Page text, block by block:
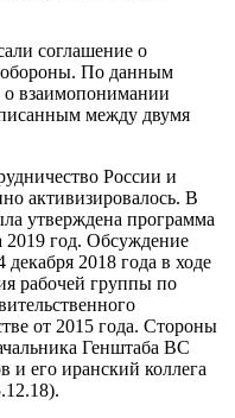
соглашение о
обороны. По данным
взаимопонимании
между двумя
России и
активизировалось. В
утверждена программа
2019 год. Обсуждение
декабря 2018 года в ходе
рабочей группы по
от 2015 года. Стороны
Генштаба ВС
его иранский коллега